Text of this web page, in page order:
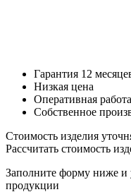
Гарантия 12
Низкая цена
Оперативная работа
Собственное
Стоимость изделия
Рассчитать стоимость
Заполните форму ниже и
продукции